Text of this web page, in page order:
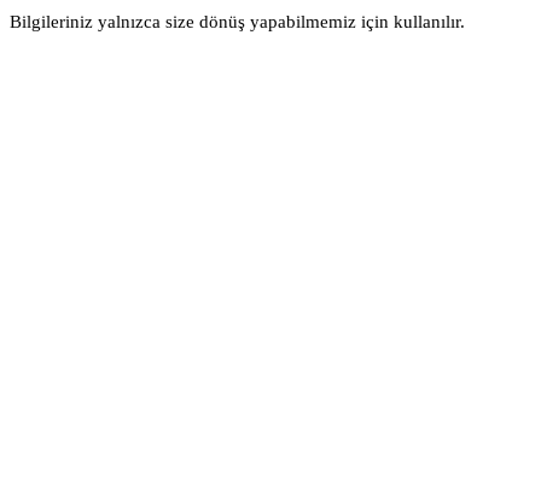
Bilgileriniz yalnızca size dönüş yapabilmemiz için kullanılır.